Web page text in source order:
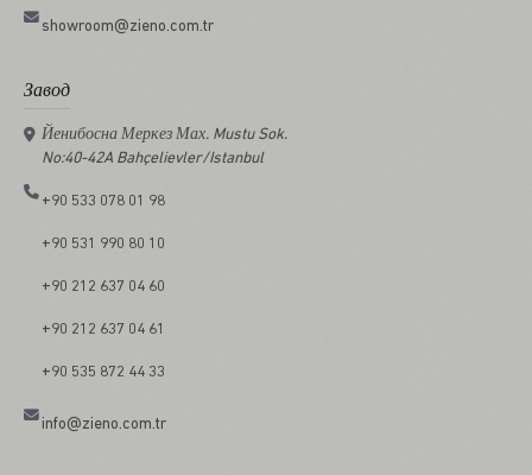
showroom@zieno.com.tr
Завод
Йенибосна Меркез Мах. Mustu Sok.
No:40-42A Bahçelievler/Istanbul
+90 533 078 01 98
+90 531 990 80 10
+90 212 637 04 60
+90 212 637 04 61
+90 535 872 44 33
info@zieno.com.tr